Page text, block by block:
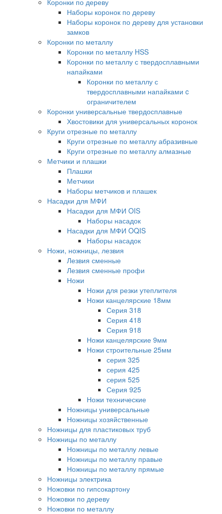
Коронки по дереву
Наборы коронок по дереву
Наборы коронок по дереву для установки
замков
Коронки по металлу
Коронки по металлу HSS
Коронки по металлу с твердосплавными
напайками
Коронки по металлу с
твердосплавными напайками c
ограничителем
Коронки универсальные твердосплавные
Хвостовики для универсальных коронок
Круги отрезные по металлу
Круги отрезные по металлу абразивные
Круги отрезные по металлу алмазные
Метчики и плашки
Плашки
Метчики
Наборы метчиков и плашек
Насадки для МФИ
Насадки для МФИ OIS
Наборы насадок
Насадки для МФИ OQIS
Наборы насадок
Ножи, ножницы, лезвия
Лезвия сменные
Лезвия сменные профи
Ножи
Ножи для резки утеплителя
Ножи канцелярские 18мм
Серия 318
Серия 418
Серия 918
Ножи канцелярские 9мм
Ножи строительные 25мм
серия 325
серия 425
серия 525
Серия 925
Ножи технические
Ножницы универсальные
Ножницы хозяйственные
Ножницы для пластиковых труб
Ножницы по металлу
Ножницы по металлу левые
Ножницы по металлу правые
Ножницы по металлу прямые
Ножницы электрика
Ножовки по гипсокартону
Ножовки по дереву
Ножовки по металлу